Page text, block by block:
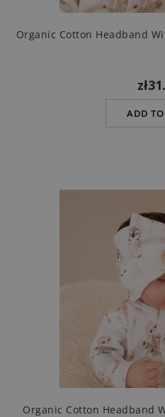
Organic Cotton Headband
ADD TO
Organic Cotton Headband